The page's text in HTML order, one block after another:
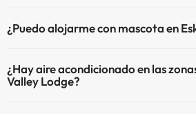
Parking exterior de pago
¿Puedo alojarme con mascota en
directo en hotel). Consulta las condiciones.
¿Hay aire acondicionado en las
Valley Lodge?